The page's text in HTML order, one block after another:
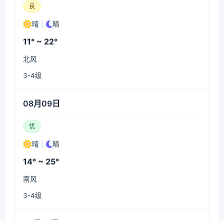
良
晴 晴
11° ~ 22°
北风
3-4级
08月09日
优
晴 晴
14° ~ 25°
南风
3-4级